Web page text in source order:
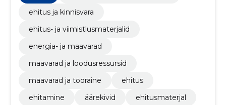
ehitus ja kinnisvara
ehitus- ja viimistlusmaterjalid
energia- ja maavarad
maavarad ja loodusressursid
maavarad ja tooraine
ehitus
ehitamine
äärekivid
ehitusmaterjal